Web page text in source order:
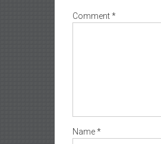
Comment*
Name*